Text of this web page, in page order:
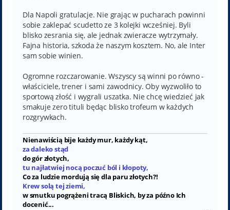
Dla Napoli gratulacje. Nie grając w pucharach powinni
sobie zaklepać scudetto ze 3 kolejki wcześniej. Byli
blisko zesrania się, ale jednak zwieracze wytrzymały.
Fajna historia, szkoda że naszym kosztem. No, ale Inter
sam sobie winien.
Ogromne rozczarowanie. Wszyscy są winni po równo -
właściciele, trener i sami zawodnicy. Oby wyzwoliło to
sportową złość i wygrali uszatka. Nie chcę wiedzieć jak
smakuje zero tituli będąc blisko trofeum w każdych
rozgrywkach.
Nienawiścią bije każdy mur, każdy kąt,
za daleko stąd
do gór złotych,
tu najłatwiej nocą poczuć ból i kłopoty,
Co za ludzie mordują się dla paru złotych?!
Krew solą tej ziemi,
w smutku pogrążeni tracą Bliskich, by za późno Ich
docenić...